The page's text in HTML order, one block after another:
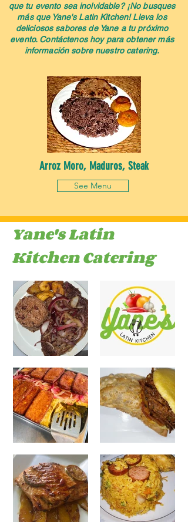
que tu evento sea inolvidable? ¡No busques
más que Yane's Latin Kitchen! Lleva los
deliciosos sabores de Yane a tu próximo
evento. Contáctenos hoy para obtener más
información sobre nuestro catering.
Arroz Moro, Maduros, Steak
See Menu
Yane's Latin
Kitchen Catering